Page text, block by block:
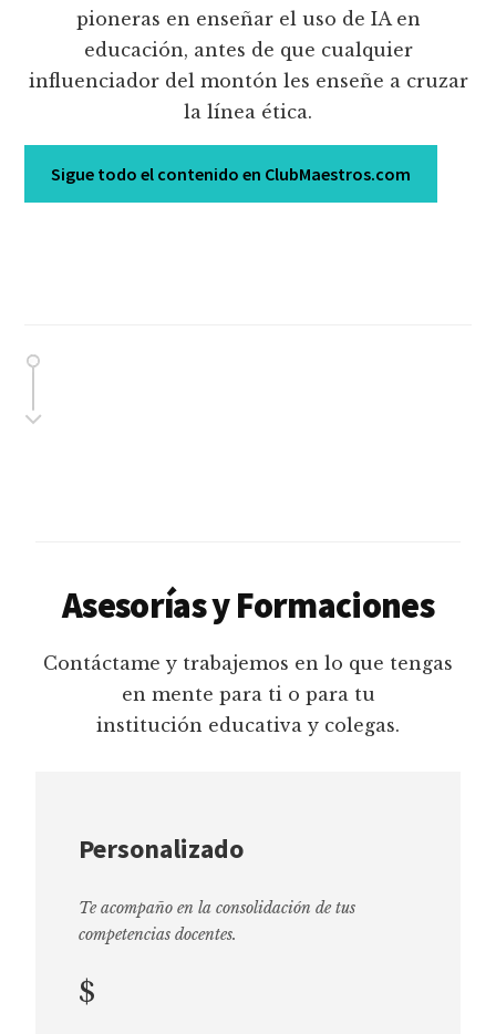
pioneras en enseñar el uso de IA en
educación, antes de que cualquier
influenciador del montón les enseñe a cruzar
la línea ética.
Sigue todo el contenido en ClubMaestros.com
Asesorías y Formaciones
Contáctame y trabajemos en lo que tengas
en mente para ti o para tu
institución educativa y colegas.
Personalizado
Te acompaño en la consolidación de tus
competencias docentes.
$